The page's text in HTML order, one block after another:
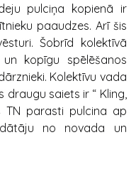
pulciņa kopienā ir
paaudzes. Arī šis
Šobrīd kolektīvā
kopīgu spēlēšanos
Kolektīvu vada
draugu saiets ir “ Kling,
TN parasti pulcina ap
no novada un